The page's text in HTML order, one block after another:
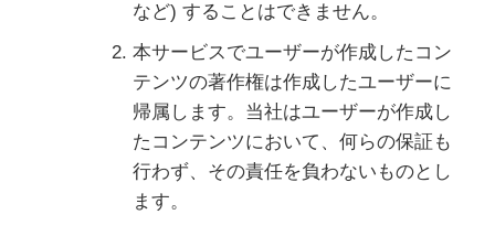
など) することはできません。
本サービスでユーザーが作成したコン
テンツの著作権は作成したユーザーに
帰属します。当社はユーザーが作成し
たコンテンツにおいて、何らの保証も
行わず、その責任を負わないものとし
ます。